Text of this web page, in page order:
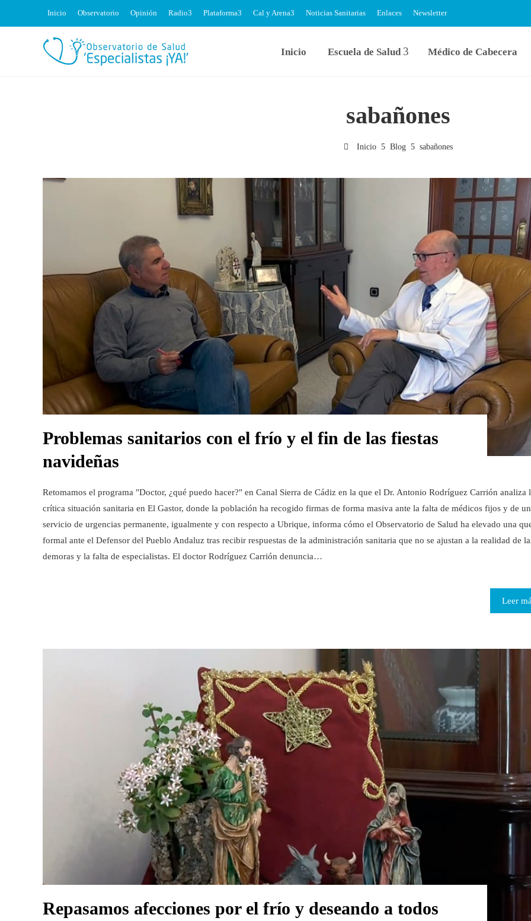
Inicio Observatorio Opinión Radio Plataforma Cal y Arena Noticias Sanitarias Enlaces Newsletter
Inicio Escuela de Salud Médico de Cabecera
sabañones
Inicio Blog sabañones
Problemas sanitarios con el frío y el fin de las fiestas
navideñas
Retomamos el programa "Doctor, ¿qué puedo hacer?" en Canal Sierra de Cádiz en la que el Dr. Antonio Rodríguez Carrión analiza
crítica situación sanitaria en El Gastor, donde la población ha recogido firmas de forma masiva ante la falta de médicos fijos y de un
servicio de urgencias permanente, igualmente y con respecto a Ubrique, informa cómo el Observatorio de Salud ha elevado una
formal ante el Defensor del Pueblo Andaluz tras recibir respuestas de la administración sanitaria que no se ajustan a la realidad de
demoras y la falta de especialistas. El doctor Rodríguez Carrión denuncia…
Leer
Repasamos afecciones por el frío y deseando a todos